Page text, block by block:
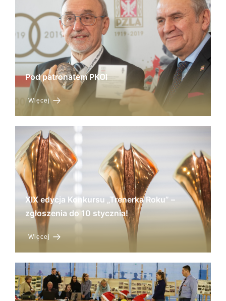
Pod patronatem PKOl
Więcej
XIX edycja Konkursu „Trenerka Roku” –
zgłoszenia do 10 stycznia!
Więcej